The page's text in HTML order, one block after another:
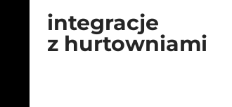
integracje
z hurtowniami